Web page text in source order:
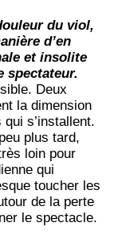
du viol,
d’en
et insolite
spectateur.
Deux
la dimension
s’installent.
plus tard,
loin pour
qui
toucher les
de la perte
le spectacle.